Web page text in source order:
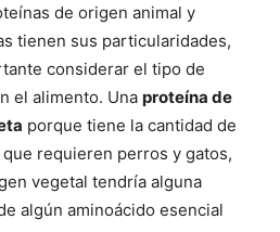
de origen animal y
tienen sus particularidades,
considerar el tipo de
el alimento. Una proteína de
porque tiene la cantidad de
requieren perros y gatos,
vegetal tendría alguna
algún aminoácido esencial